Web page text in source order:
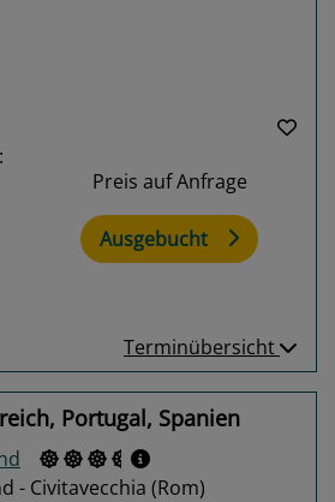
Preis auf Anfrage
Ausgebucht
Terminübersicht
Portugal, Spanien
- Civitavecchia (Rom)